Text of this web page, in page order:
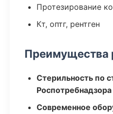
Протезирование
Кт, оптг, рентген
Преимущества
Стерильность по
Роспотребнадзора
Современное